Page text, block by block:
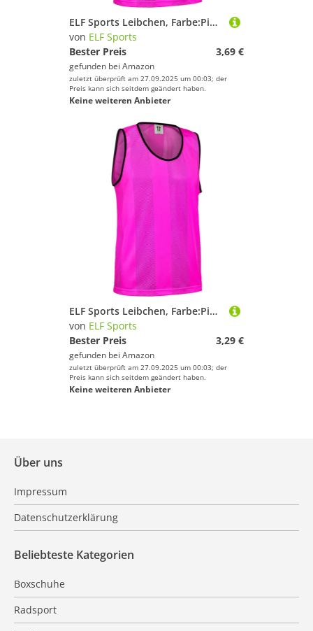
ELF Sports Leibchen, Farbe:Pink, Größe:XL
von ELF Sports
Bester Preis
3,69 €
gefunden bei Amazon
zuletzt überprüft am 27.09.2025 um 00:03; der
Preis kann sich seitdem geändert haben.
Keine weiteren Anbieter
ELF Sports Leibchen, Farbe:Pink, Größe:XS
von ELF Sports
Bester Preis
3,29 €
gefunden bei Amazon
zuletzt überprüft am 27.09.2025 um 00:03; der
Preis kann sich seitdem geändert haben.
Keine weiteren Anbieter
Über uns
Impressum
Datenschutzerklärung
Beliebteste Kategorien
Boxschuhe
Radsport